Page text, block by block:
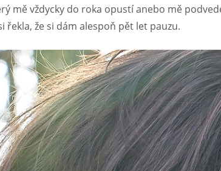
mě vždycky do roka opustí anebo mě
řekla, že si dám alespoň pět let pauzu.